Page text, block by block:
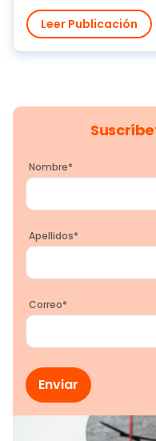
Leer Publicación
Nombre*
Apellidos*
Correo*